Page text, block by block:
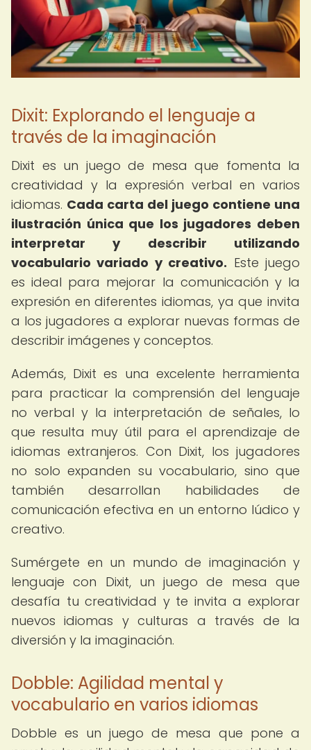
Dixit: Explorando el lenguaje a
través de la imaginación
Dixit es un juego de mesa que fomenta la
creatividad y la expresión verbal en varios
idiomas. Cada carta del juego contiene una
ilustración única que los jugadores deben
interpretar y describir utilizando
vocabulario variado y creativo. Este juego
es ideal para mejorar la comunicación y la
expresión en diferentes idiomas, ya que invita
a los jugadores a explorar nuevas formas de
describir imágenes y conceptos.
Además, Dixit es una excelente herramienta
para practicar la comprensión del lenguaje
no verbal y la interpretación de señales, lo
que resulta muy útil para el aprendizaje de
idiomas extranjeros. Con Dixit, los jugadores
no solo expanden su vocabulario, sino que
también desarrollan habilidades de
comunicación efectiva en un entorno lúdico y
creativo.
Sumérgete en un mundo de imaginación y
lenguaje con Dixit, un juego de mesa que
desafía tu creatividad y te invita a explorar
nuevos idiomas y culturas a través de la
diversión y la imaginación.
Dobble: Agilidad mental y
vocabulario en varios idiomas
Dobble es un juego de mesa que pone a